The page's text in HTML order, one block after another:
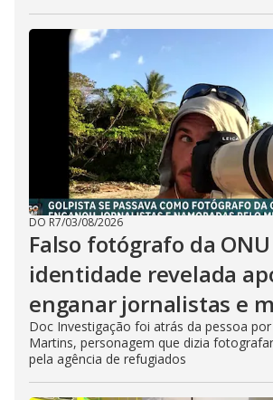
DO R7/03/08/2026
Falso fotógrafo da
identidade revelada
enganar jornalistas e
Doc Investigação foi atrás da pessoa
Martins, personagem que dizia
pela agência de refugiados